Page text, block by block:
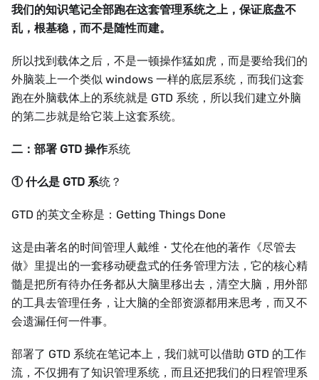
我们的知识笔记全部跑在这套管理系统之上，保证底盘不
乱，根基稳，而不是随性而建。
所以找到载体之后，不是一顿操作猛如虎，而是要给我们的
外脑装上一个类似 windows 一样的底层系统，而我们这套
跑在外脑载体上的系统就是 GTD 系统，所以我们建立外脑
的第二步就是给它装上这套系统。
二：部署 GTD 操作系统
① 什么是 GTD 系统？
GTD 的英文全称是：Getting Things Done
这是由著名的时间管理人戴维・艾伦在他的著作《尽管去
做》里提出的一套移动硬盘式的任务管理方法，它的核心精
髓是把所有待办任务都从大脑里移出去，清空大脑，用外部
的工具去管理任务，让大脑的全部资源都用来思考，而又不
会遗漏任何一件事。
部署了 GTD 系统在笔记本上，我们就可以借助 GTD 的工作
流，不仅拥有了知识管理系统，而且还把我们的日程管理系